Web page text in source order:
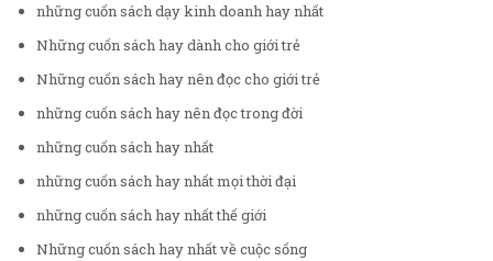
những cuốn sách dạy kinh doanh hay nhất
Những cuốn sách hay dành cho giới trẻ
Những cuốn sách hay nên đọc cho giới trẻ
những cuốn sách hay nên đọc trong đời
những cuốn sách hay nhất
những cuốn sách hay nhất mọi thời đại
những cuốn sách hay nhất thế giới
Những cuốn sách hay nhất về cuộc sống